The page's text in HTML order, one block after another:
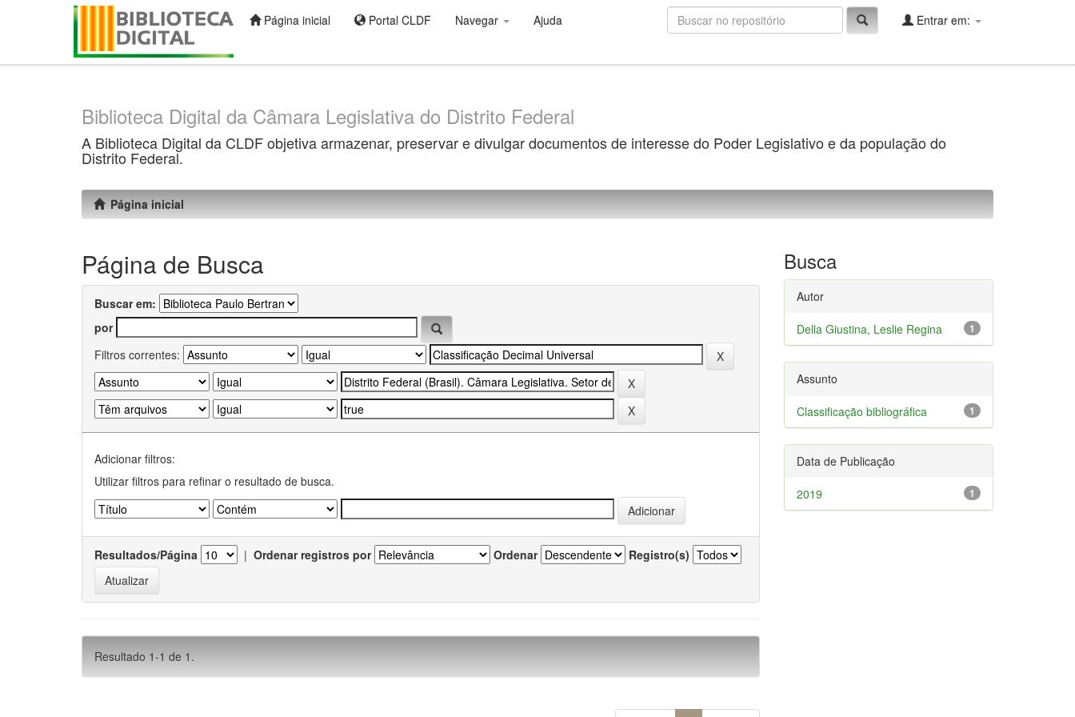
Página inicial Portal CLDF Navegar Ajuda Entrar em:
Biblioteca Digital da Câmara Legislativa do Distrito Federal
A Biblioteca Digital da CLDF objetiva armazenar, preservar e divulgar documentos de interesse do Poder Legislativo e da população do
Distrito Federal.
Página inicial
Página de Busca
Buscar em:
por
Filtros correntes:
Adicionar filtros:
Utilizar filtros para refinar o resultado de busca.
Resultados/Página | Ordenar registros por Ordenar Registro(s)
Resultado 1-1 de 1.
Busca
Autor
1
Della Giustina, Leslie Regina
Assunto
1
Classificação bibliográfica
Data de Publicação
1
2019